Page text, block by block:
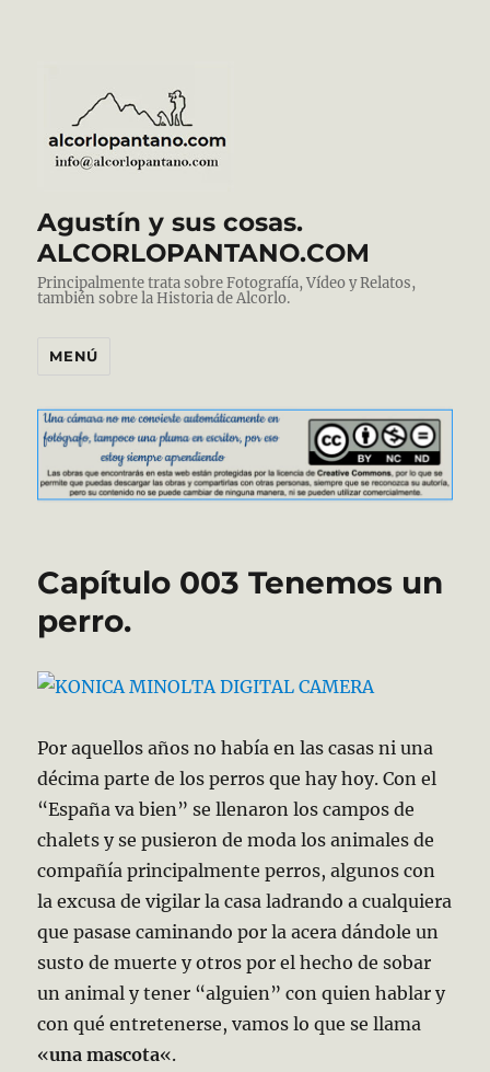
Agustín y sus cosas.
ALCORLOPANTANO.COM
Principalmente trata sobre Fotografía, Vídeo y Relatos,
también sobre la Historia de Alcorlo.
MENÚ
Capítulo 003 Tenemos un
perro.
Por aquellos años no había en las casas ni una
décima parte de los perros que hay hoy. Con el
“España va bien” se llenaron los campos de
chalets y se pusieron de moda los animales de
compañía principalmente perros, algunos con
la excusa de vigilar la casa ladrando a cualquiera
que pasase caminando por la acera dándole un
susto de muerte y otros por el hecho de sobar
un animal y tener “alguien” con quien hablar y
con qué entretenerse, vamos lo que se llama
«una mascota«.